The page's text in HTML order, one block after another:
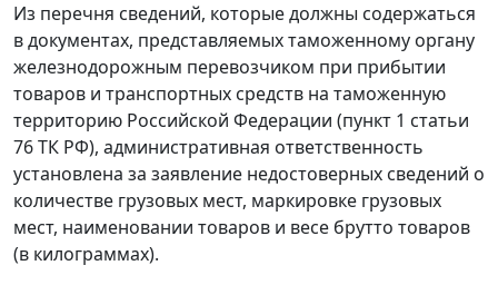
Из перечня сведений, которые должны содержаться
в документах, представляемых таможенному органу
железнодорожным перевозчиком при прибытии
товаров и транспортных средств на таможенную
территорию Российской Федерации (пункт 1 статьи
76 ТК РФ), административная ответственность
установлена за заявление недостоверных сведений о
количестве грузовых мест, маркировке грузовых
мест, наименовании товаров и весе брутто товаров
(в килограммах).